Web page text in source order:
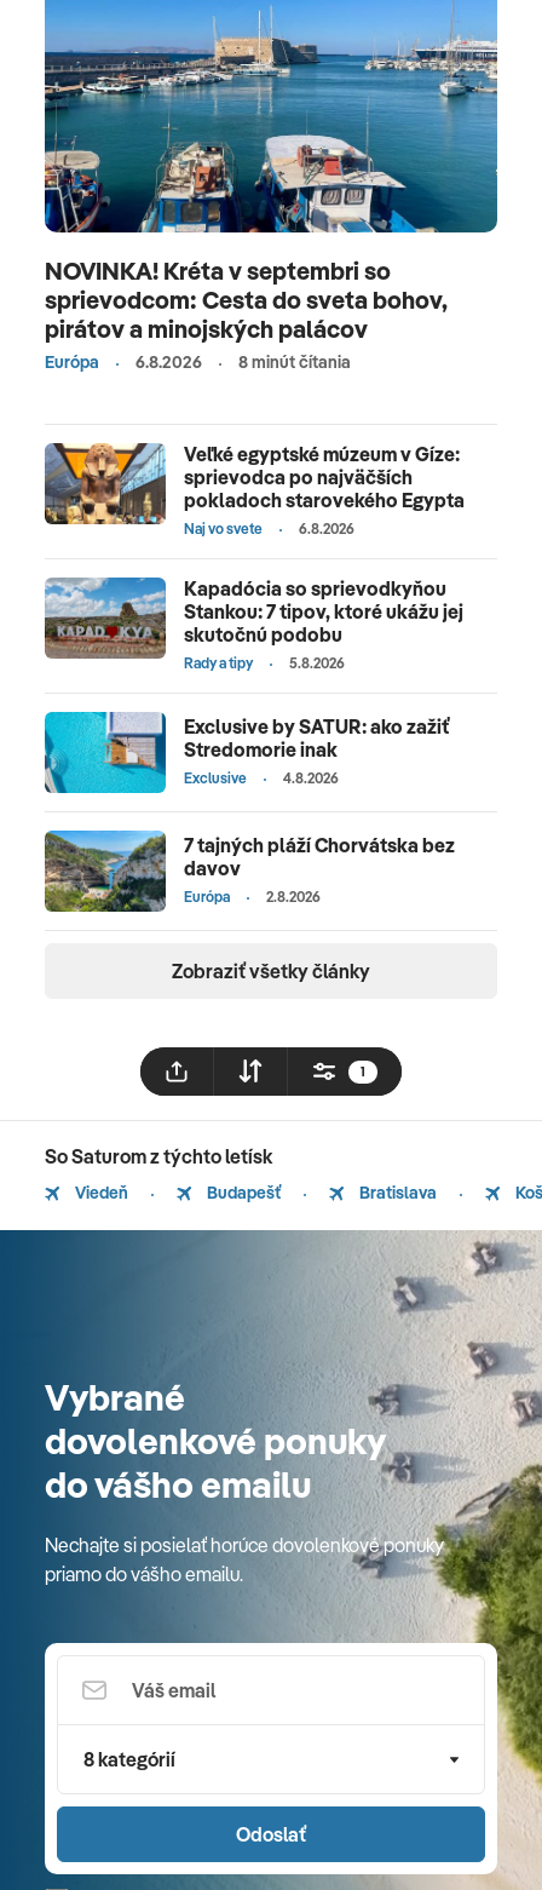
dostanete pohodlne špeciálnym priamym letom
s technickým medzipristátím v Hurghade z
Bratislavy od decembra až do mája a aj z Košíc
počas jarných prázdnin. Let trvá približne 10,5
hodiny. V prípade technického medzipristátia
v Salalah vo vybraných termínoch let trvá 13 hodín.
Pre detailné informácie o destinácii, počasí,
dôležitých kontaktoch a iných zaujímavostiach si
prečítajte nášho turistického sprievodcu
Zanzibarom.
NOVINKA! Kréta v septembri so
sprievodcom: Cesta do sveta bohov,
pirátov a minojských palácov
Európa 6.8.2026 8 minút čítania
Veľké egyptské múzeum v Gíze:
sprievodca po najväčších
pokladoch starovekého Egypta
Naj vo svete 6.8.2026
Kapadócia so sprievodkyňou
Stankou: 7 tipov, ktoré ukážu jej
skutočnú podobu
Rady a tipy 5.8.2026
Exclusive by SATUR: ako zažiť
Stredomorie inak
Exclusive 4.8.2026
7 tajných pláží Chorvátska bez
davov
Európa 2.8.2026
Zobraziť všetky články
1
So Saturom z týchto letísk
Viedeň Budapešť Bratislava
Vybrané
dovolenkové ponuky
do vášho emailu
Nechajte si posielať horúce dovolenkové ponuky
priamo do vášho emailu.
8 kategórií
Odoslať